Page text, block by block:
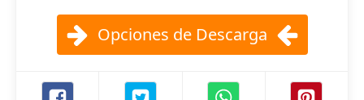
Opciones de Descarga